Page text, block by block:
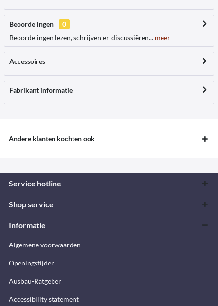
Beoordelingen
0
Beoordelingen lezen, schrijven en discussiëren... meer
Accessoires
Fabrikant informatie
Andere klanten kochten ook
Service hotline
Shop service
Informatie
Algemene voorwaarden
Openingstijden
Ausbau-Ratgeber
Accessibility statement